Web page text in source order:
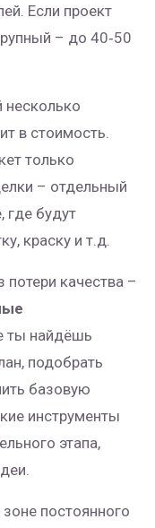
Если проект
– до 40‑50
несколько
в стоимость.
только
– отдельный
где будут
краску и т.д.
потери качества –
ты найдёшь
подобрать
базовую
инструменты
этапа,
постоянного